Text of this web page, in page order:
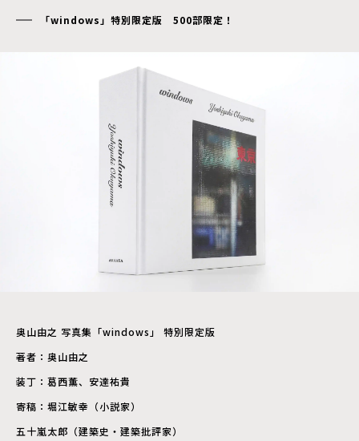
「windows」特別限定版 500部限定！
奥山由之 写真集「windows」 特別限定版
著者：奥山由之
装丁：葛西薫、安達祐貴
寄稿：堀江敏幸（小説家）
五十嵐太郎（建築史・建築批評家）